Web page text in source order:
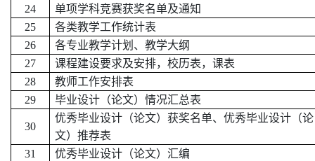
24
单项学科竞赛获奖名单及通知
25
各类教学工作统计表
26
各专业教学计划、教学大纲
27
课程建设要求及安排，校历表，课表
28
教师工作安排表
29
毕业设计（论文）情况汇总表
30
优秀毕业设计（论文）获奖名单、优秀毕业设计（论
文）推荐表
31
优秀毕业设计（论文）汇编